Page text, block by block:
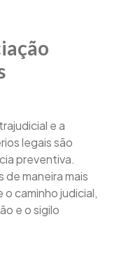
e a
legais são
preventiva.
de maneira mais
caminho judicial,
e o sigilo